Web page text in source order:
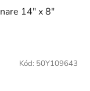
14" x 8"
Kód: 50Y109643